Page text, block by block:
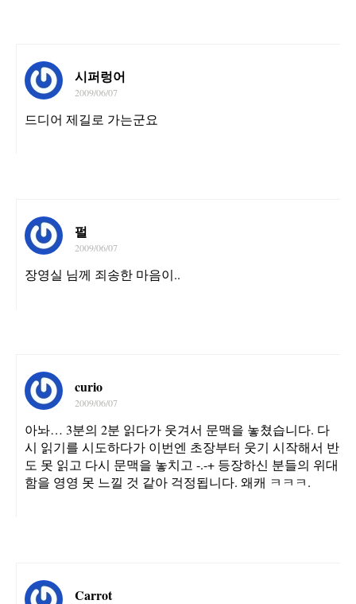
시퍼렁어
2009/06/07
드디어 제길로 가는군요
펄
2009/06/07
장영실 님께 죄송한 마음이..
curio
2009/06/07
아놔… 3분의 2분 읽다가 웃겨서 문맥을 놓쳤습니다. 다
시 읽기를 시도하다가 이번엔 초장부터 웃기 시작해서 반
도 못 읽고 다시 문맥을 놓치고 -.-+ 등장하신 분들의 위대
함을 영영 못 느낄 것 같아 걱정됩니다. 왜캐 ㅋㅋㅋ.
Carrot